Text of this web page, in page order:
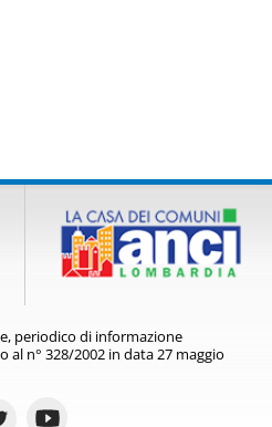
periodico di informazione
al n° 328/2002 in data 27 maggio